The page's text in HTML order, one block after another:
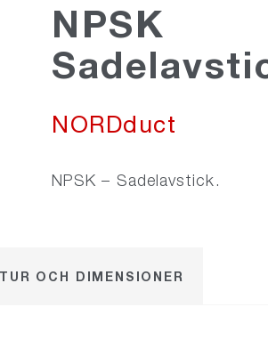
NPSK
NORDduct
NPSK – Sadelavstick.
OCH DIMENSIONER